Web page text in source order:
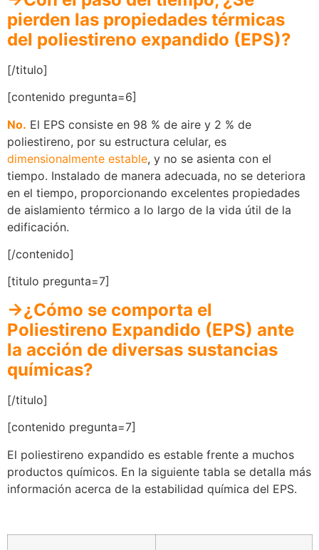
pierden las propiedades térmicas
del poliestireno expandido (EPS)?
[/titulo]
[contenido pregunta=6]
No. El EPS consiste en 98 % de aire y 2 % de
poliestireno, por su estructura celular, es
dimensionalmente estable, y no se asienta con el
tiempo. Instalado de manera adecuada, no se deteriora
en el tiempo, proporcionando excelentes propiedades
de aislamiento térmico a lo largo de la vida útil de la
edificación.
[/contenido]
[titulo pregunta=7]
→¿Cómo se comporta el
Poliestireno Expandido (EPS) ante
la acción de diversas sustancias
químicas?
[/titulo]
[contenido pregunta=7]
El poliestireno expandido es estable frente a muchos
productos químicos. En la siguiente tabla se detalla más
información acerca de la estabilidad química del EPS.